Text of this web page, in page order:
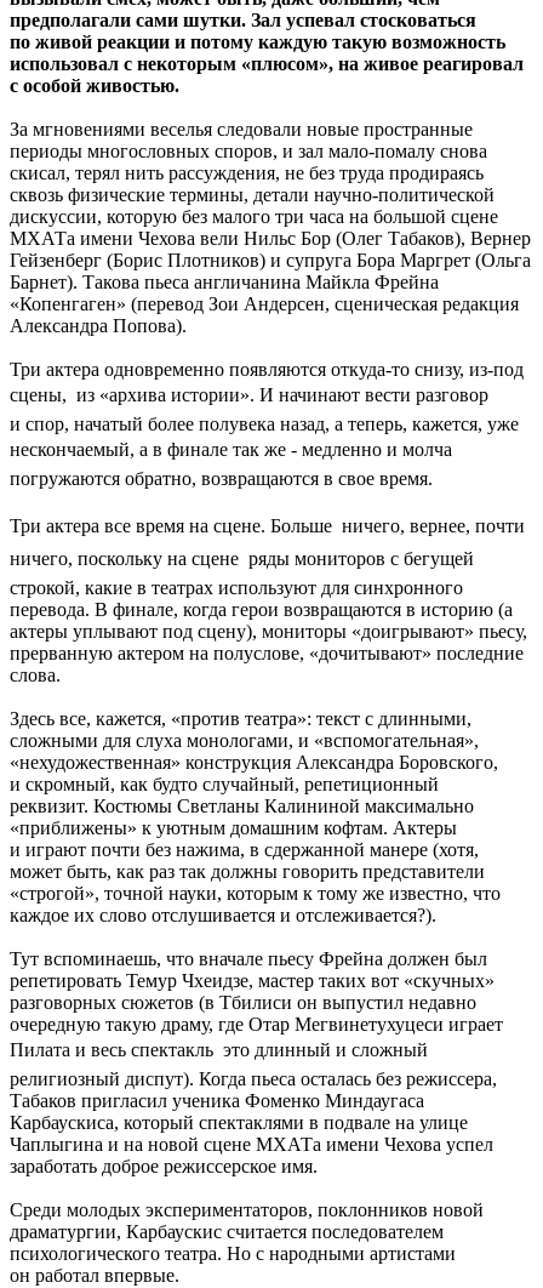
предполагали сами шутки. Зал успевал стосковаться
по живой реакции и потому каждую такую возможность
использовал с некоторым «плюсом», на живое реагировал
с особой живостью.
За мгновениями веселья следовали новые пространные
периоды многословных споров, и зал мало-помалу снова
скисал, терял нить рассуждения, не без труда продираясь
сквозь физические термины, детали научно-политической
дискуссии, которую без малого три часа на большой сцене
МХАТа имени Чехова вели Нильс Бор (Олег Табаков), Вернер
Гейзенберг (Борис Плотников) и супруга Бора Маргрет (Ольга
Барнет). Такова пьеса англичанина Майкла Фрейна
«Копенгаген» (перевод Зои Андерсен, сценическая редакция
Александра Попова).
Три актера одновременно появляются откуда-то снизу, из-под
сцены,  из «архива истории». И начинают вести разговор
и спор, начатый более полувека назад, а теперь, кажется, уже
нескончаемый, а в финале так же - медленно и молча 
погружаются обратно, возвращаются в свое время.
Три актера все время на сцене. Больше  ничего, вернее, почти
ничего, поскольку на сцене  ряды мониторов с бегущей
строкой, какие в театрах используют для синхронного
перевода. В финале, когда герои возвращаются в историю (а
актеры уплывают под сцену), мониторы «доигрывают» пьесу,
прерванную актером на полуслове, «дочитывают» последние
слова.
Здесь все, кажется, «против театра»: текст с длинными,
сложными для слуха монологами, и «вспомогательная»,
«нехудожественная» конструкция Александра Боровского,
и скромный, как будто случайный, репетиционный
реквизит. Костюмы Светланы Калининой максимально
«приближены» к уютным домашним кофтам. Актеры
и играют почти без нажима, в сдержанной манере (хотя,
может быть, как раз так должны говорить представители
«строгой», точной науки, которым к тому же известно, что
каждое их слово отслушивается и отслеживается?).
Тут вспоминаешь, что вначале пьесу Фрейна должен был
репетировать Темур Чхеидзе, мастер таких вот «скучных»
разговорных сюжетов (в Тбилиси он выпустил недавно
очередную такую драму, где Отар Мегвинетухуцеси играет
Пилата и весь спектакль  это длинный и сложный
религиозный диспут). Когда пьеса осталась без режиссера,
Табаков пригласил ученика Фоменко Миндаугаса
Карбаускиса, который спектаклями в подвале на улице
Чаплыгина и на новой сцене МХАТа имени Чехова успел
заработать доброе режиссерское имя.
Среди молодых экспериментаторов, поклонников новой
драматургии, Карбаускис считается последователем
психологического театра. Но с народными артистами
он работал впервые.